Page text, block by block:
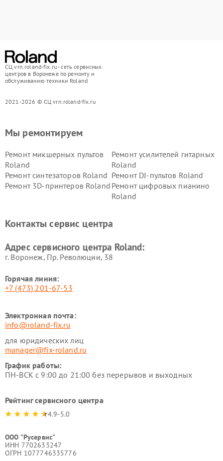
СЦ vrn.roland-fix.ru - сеть сервисных
центров в Воронеже по ремонту и
обслуживанию техники Roland
2021-2026 © СЦ vrn.roland-fix.ru
Мы ремонтируем
Ремонт микшерных пультов
Roland
Ремонт усилителей гитарных
Roland
Ремонт синтезаторов Roland Ремонт DJ-пультов Roland
Ремонт 3D-принтеров Roland Ремонт цифровых пианино
Roland
Контакты сервис центра
Адрес сервисного центра Roland:
г. Воронеж, Пр. Революции, 38
Горячая линия:
+7 (473) 201-67-53
Электронная почта:
info@roland-fix.ru
для юридических лиц
manager@fix-roland.ru
График работы:
ПН-ВСК с 9:00 до 21:00 без перерывов и выходных
Рейтинг сервисного центра
4.9-5.0
ООО "Русервис"
ИНН 7702633247
ОГРН 1077746335776